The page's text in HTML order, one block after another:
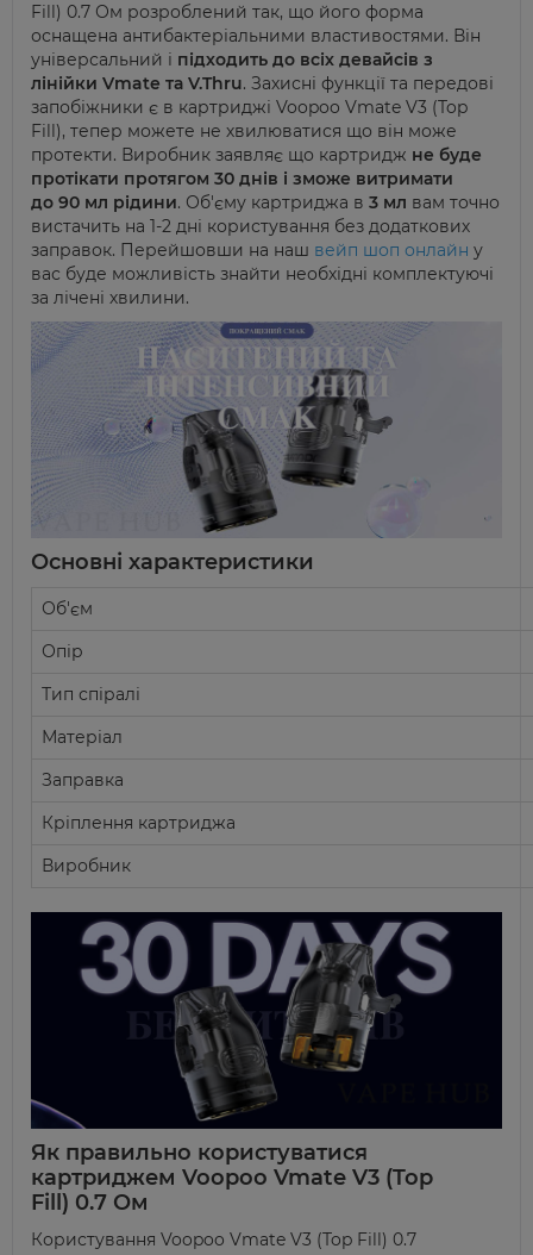
Fill) 0.7 Ом розроблений так, що його форма
оснащена антибактеріальними властивостями. Він
універсальний і підходить до всіх девайсів з
лінійки Vmate та V.Thru. Захисні функції та передові
запобіжники є в картриджі Voopoo Vmate V3 (Top
Fill), тепер можете не хвилюватися що він може
протекти. Виробник заявляє що картридж не буде
протікати протягом 30 днів і зможе витримати
до 90 мл рідини. Об'єму картриджа в 3 мл вам точно
вистачить на 1-2 дні користування без додаткових
заправок. Перейшовши на наш вейп шоп онлайн у
вас буде можливість знайти необхідні комплектуючі
за лічені хвилини.
Основні характеристики
Об'єм
Опір
Тип спіралі
Матеріал
Заправка
Кріплення картриджа
Виробник
Як правильно користуватися
картриджем Voopoo Vmate V3 (Top
Fill) 0.7 Ом
Користування Voopoo Vmate V3 (Top Fill) 0.7